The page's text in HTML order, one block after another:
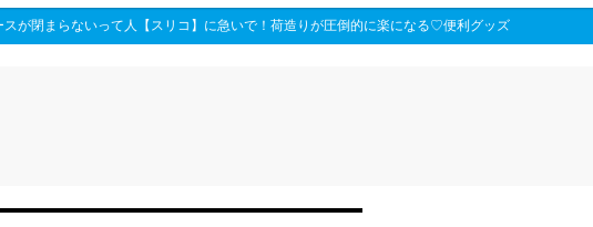
スが閉まらないって人【スリコ】に急いで！荷造りが圧倒的に楽になる♡便利グッズ